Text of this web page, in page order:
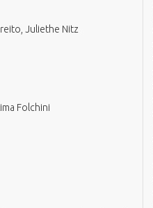
Juliethe Nitz
Folchini